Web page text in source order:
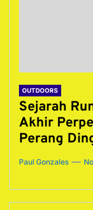
OUTDOORS
Sejarah
Akhir
Perang
Paul Gonzales